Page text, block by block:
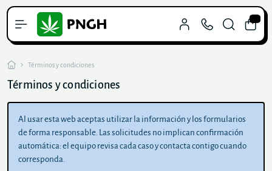
Términos y condiciones
Términos y condiciones
Al usar esta web aceptas utilizar la información y los formularios
de forma responsable. Las solicitudes no implican confirmación
automática: el equipo revisa cada caso y contacta contigo cuando
corresponda.